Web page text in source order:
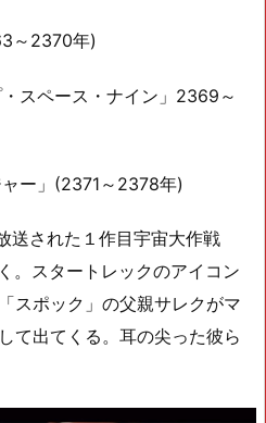
～2370年)
スペース・ナイン」2369～
ャー」(2371～2378年)
送された１作目宇宙大作戦
。スタートレックのアイコン
スポック」の父親サレクがマ
て出てくる。耳の尖った彼ら